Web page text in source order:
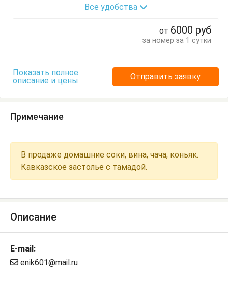
Кровать двуспальная
Стулья Тумбочки
Все удобства
от 6000 руб
за номер за 1 сутки
Показать полное
описание и цены
Отправить заявку
Примечание
В продаже домашние соки, вина, чача, коньяк.
Кавказское застолье с тамадой.
Описание
E-mail:
enik601@mail.ru